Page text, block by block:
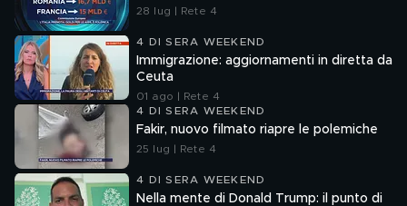
28 lug | Rete 4
4 DI SERA WEEKEND
Immigrazione: aggiornamenti in diretta da
Ceuta
01 ago | Rete 4
4 DI SERA WEEKEND
Fakir, nuovo filmato riapre le polemiche
25 lug | Rete 4
4 DI SERA WEEKEND
Nella mente di Donald Trump: il punto di